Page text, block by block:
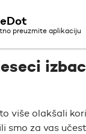
Prijava
više olakšali
smo za vas
preuzmite aplikaciju